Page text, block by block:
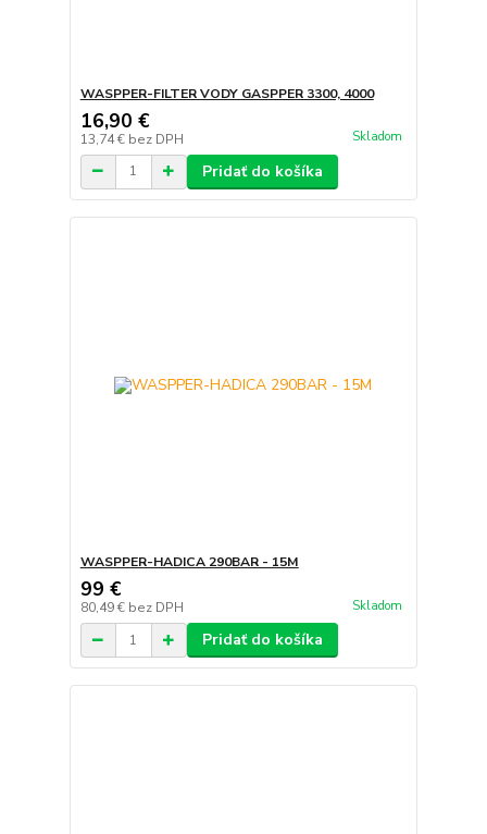
WASPPER-FILTER VODY GASPPER 3300, 4000
16,90 €
13,74 € bez DPH Skladom
Pridať do košíka
WASPPER-HADICA 290BAR - 15M
99 €
80,49 € bez DPH Skladom
Pridať do košíka